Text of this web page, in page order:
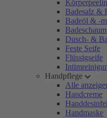
Badesalz &
Badeöl & -
Badeschaum
Dusch- &
Feste Seife
Flüssigseife
Handpflege
Alle
Handcreme
Handmaske